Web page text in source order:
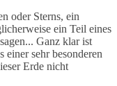
oder Sterns, ein
ein Teil eines
Ganz klar ist
einer sehr besonderen
Erde nicht